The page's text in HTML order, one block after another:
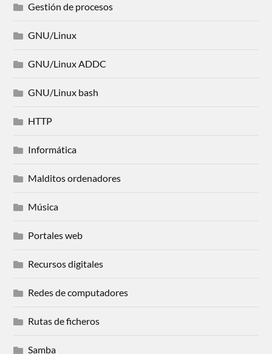
Gestión de procesos
GNU/Linux
GNU/Linux ADDC
GNU/Linux bash
HTTP
Informática
Malditos ordenadores
Música
Portales web
Recursos digitales
Redes de computadores
Rutas de ficheros
Samba